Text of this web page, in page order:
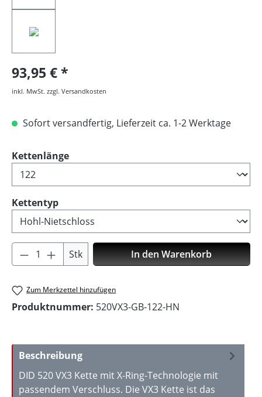
93,95 €
inkl. MwSt. zzgl. Versandkosten
Sofort versandfertig, Lieferzeit ca. 1-2 Werktage
Kettenlängeauswählen
Kettentypauswählen
Produkt Anzahl: Gib den gewünschten
Stk In den Warenkorb
Zum Merkzettel hinzufügen
Produktnummer: 520VX3-GB-122-HN
Beschreibung
DID 520 VX3 Kette mit X-Ring-Technologie mit
passendem Verschluss. Die VX3 Kette ist das